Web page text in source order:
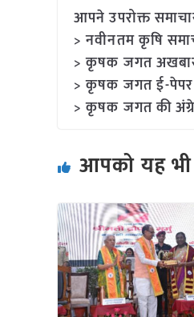
आपने उपरोक्त
> नवीनतम कृषि
> कृषक जगत
> कृषक जगत ई-
> कृषक जगत की
आपको यह